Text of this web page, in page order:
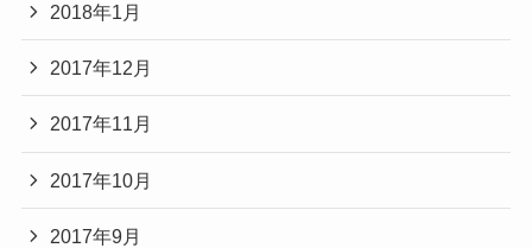
2018年1月
2017年12月
2017年11月
2017年10月
2017年9月